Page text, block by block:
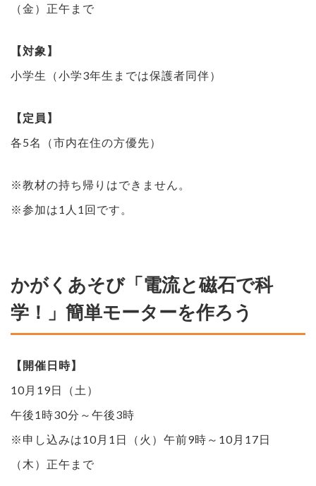
（金）正午まで
【対象】
小学生（小学3年生までは保護者同伴）
【定員】
各5名（市内在住の方優先）
※教材の持ち帰りはできません。
※参加は1人1回です。
かがくあそび「電流と磁石で科
学！」簡単モーターを作ろう
【開催日時】
10月19日（土）
午後1時30分～午後3時
※申し込みは10月1日（火）午前9時～10月17日
（木）正午まで